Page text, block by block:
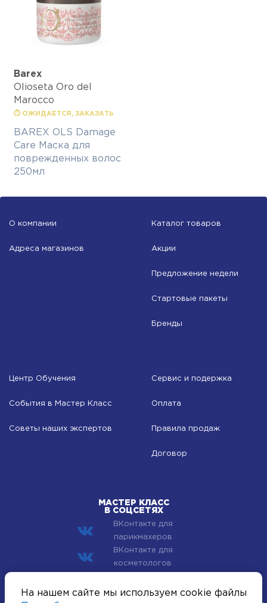
Barex
Olioseta Oro del
Marocco
⏱ ОЖИДАЕТСЯ, ЗАКАЗАТЬ
BAREX OLS Damage
Care Маска для
поврежденных волос
250мл
О компании
Адреса магазинов
Каталог товаров
Акции
Предложение недели
Стартовые пакеты
Бренды
Центр Обучения
События в Мастер Класс
Советы наших экспертов
Сервис и подержка
Оплата
Правила продаж
Договор
МАСТЕР КЛАСС
В СОЦСЕТЯХ
ВКонтакте для
парикмахеров
ВКонтакте для
косметологов
© 2002–2026 Компания Мастер Класс - профессиональная
На нашем сайте мы используем cookie файлы